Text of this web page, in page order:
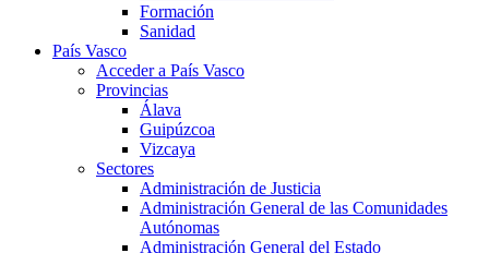
Formación
Sanidad
País Vasco
Acceder a País Vasco
Provincias
Álava
Guipúzcoa
Vizcaya
Sectores
Administración de Justicia
Administración General de las Comunidades
Autónomas
Administración General del Estado